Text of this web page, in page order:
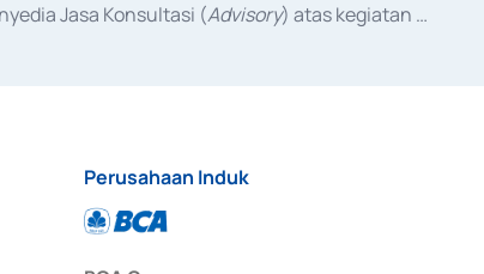
Jasa Konsultasi (Advisory) atas kegiatan
Perusahaan Induk